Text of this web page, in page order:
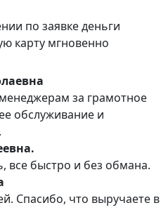
по заявке деньги
карту мгновенно
за грамотное
обслуживание и
быстро и без обмана.
Спасибо, что выручаете в